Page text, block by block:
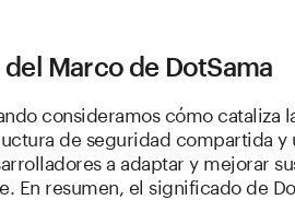
Marco de DotSama
consideramos cómo cataliza
de seguridad compartida y
a adaptar y mejorar
En resumen, el significado de